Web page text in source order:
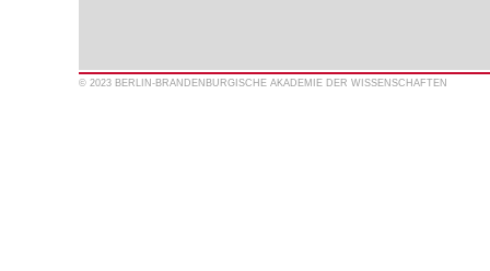
© 2023 BERLIN-BRANDENBURGISCHE AKADEMIE DER WISSENSCHAFTEN